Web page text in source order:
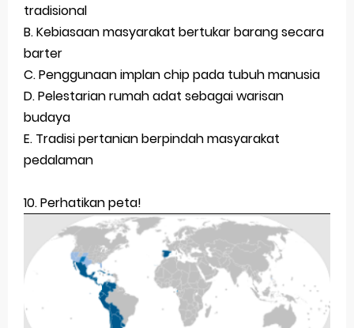
tradisional
B. Kebiasaan masyarakat bertukar barang secara
barter
C. Penggunaan implan chip pada tubuh manusia
D. Pelestarian rumah adat sebagai warisan
budaya
E. Tradisi pertanian berpindah masyarakat
pedalaman
10. Perhatikan peta!